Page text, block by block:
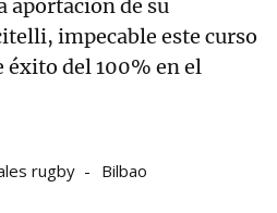
aportación de su
impecable este curso
éxito del 100% en el
rugby Bilbao